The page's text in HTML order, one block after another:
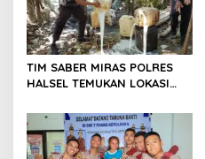
g
a
t
i
o
n
TIM SABER MIRAS POLRES
HALSEL TEMUKAN LOKASI
DESA MARABOSE